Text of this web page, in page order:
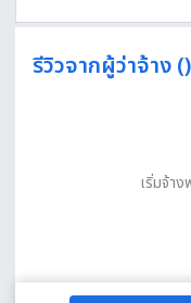
รีวิวจากผู้ว่าจ้าง ()
เริ่มจ้า